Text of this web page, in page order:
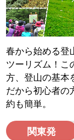
春から始める登
ツーリズム！こ
方、登山の基本
だから初心者の
約も簡単。
関東発